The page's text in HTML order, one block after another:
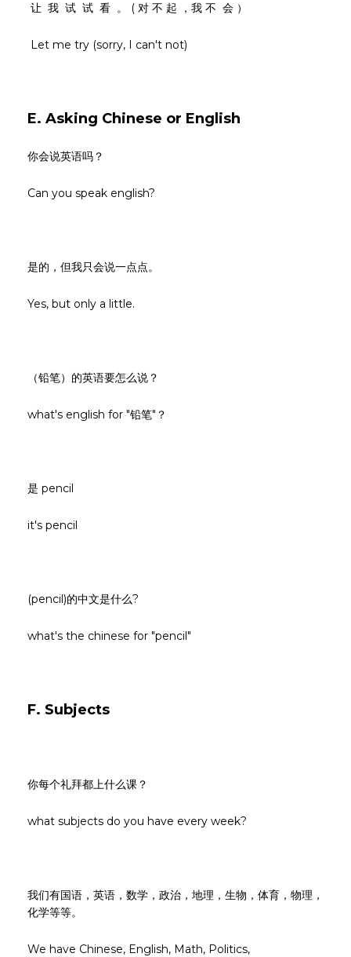
让 我 试 试 看 。 ( 对 不 起 ，我 不 会 ）
Let me try (sorry, I can't not)
E. Asking Chinese or English
你会说英语吗？
Can you speak english?
是的，但我只会说一点点。
Yes, but only a little.
（铅笔）的英语要怎么说？
what's english for "铅笔"？
是 pencil
it's pencil
(pencil)的中文是什么?
what's the chinese for "pencil"
F. Subjects
你每个礼拜都上什么课？
what subjects do you have every week?
我们有国语，英语，数学，政治，地理，生物，体育，物理，
化学等等。
We have Chinese, English, Math, Politics,